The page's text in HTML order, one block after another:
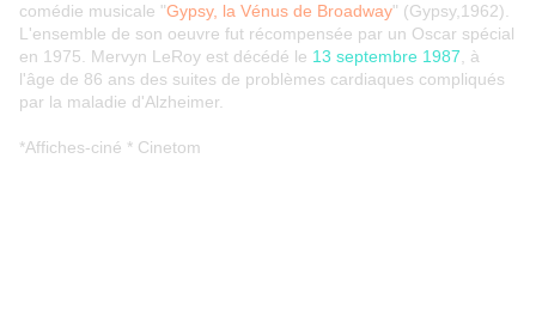
comédie musicale "Gypsy, la Vénus de Broadway" (Gypsy,1962).
L'ensemble de son oeuvre fut récompensée par un Oscar spécial
en 1975. Mervyn LeRoy est décédé le 13 septembre 1987 , à
l'âge de 86 ans des suites de problèmes cardiaques compliqués
par la maladie d'Alzheimer.
*Affiches-ciné * Cinetom